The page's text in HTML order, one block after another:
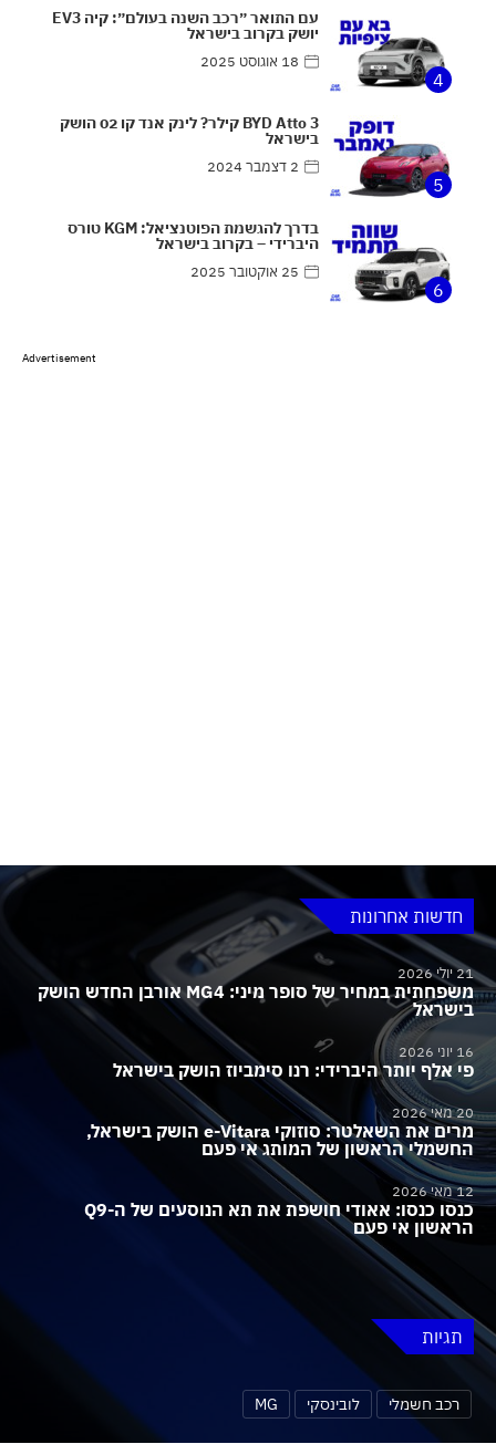
4
עם התואר ״רכב השנה בעולם״: קיה EV3
יושק בקרוב בישראל
18 אוגוסט 2025
5
BYD Atto 3 קילר? לינק אנד קו 02 הושק
בישראל
2 דצמבר 2024
6
בדרך להגשמת הפוטנציאל: KGM טורס
היברידי – בקרוב בישראל
25 אוקטובר 2025
Advertisement
חדשות אחרונות
21 יולי 2026
משפחתית במחיר של סופר מיני: MG4 אורבן החדש הושק
בישראל
16 יוני 2026
פי אלף יותר היברידי: רנו סימביוז הושק בישראל
20 מאי 2026
מרים את השאלטר: סוזוקי e-Vitara הושק בישראל,
החשמלי הראשון של המותג אי פעם
12 מאי 2026
כנסו כנסו: אאודי חושפת את תא הנוסעים של ה-Q9
הראשון אי פעם
תגיות
רכב חשמלי לובינסקי MG